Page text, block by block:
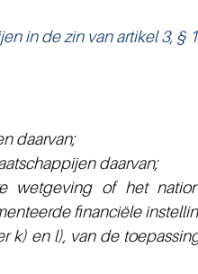
in de zin van artikel 3, §
daarvan;
daarvan;
wetgeving of het
financiële
k) en l), van de